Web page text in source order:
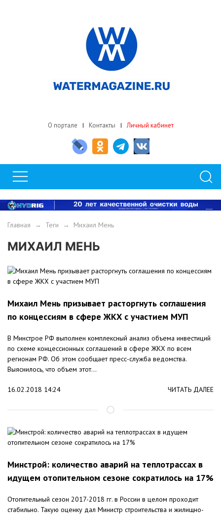
О портале Контакты Личный кабинет
Главная → Теги → Михаил Мень
МИХАИЛ МЕНЬ
Михаил Мень призывает расторгнуть соглашения
по концессиям в сфере ЖКХ с участием МУП
В Минстрое РФ выполнен комплексный анализ объема инвестиций
по схеме концессионных соглашений в сфере ЖКХ по всем
регионам РФ. Об этом сообщает пресс-служба ведомства.
Выяснилось, что объем этот...
16.02.2018 14:24 ЧИТАТЬ ДАЛЕЕ
Минстрой: количество аварий на теплотрассах в
идущем отопительном сезоне сократилось на 17%
Отопительный сезон 2017-2018 гг. в России в целом проходит
стабильно. Такую оценку дал Министр строительства и жилищно-